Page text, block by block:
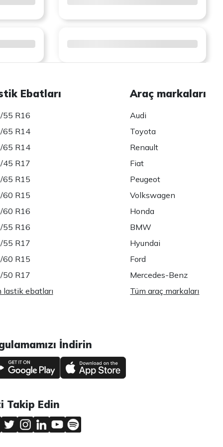
Ebatları
55 R16
65 R14
65 R14
45 R17
65 R15
60 R15
60 R16
55 R16
55 R17
60 R15
50 R17
lastik ebatları
Araç markaları
Audi
Toyota
Renault
Fiat
Peugeot
Volkswagen
Honda
BMW
Hyundai
Ford
Mercedes-Benz
Tüm araç markaları
İndirin
Takip Edin